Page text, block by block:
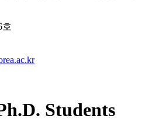
호
Students